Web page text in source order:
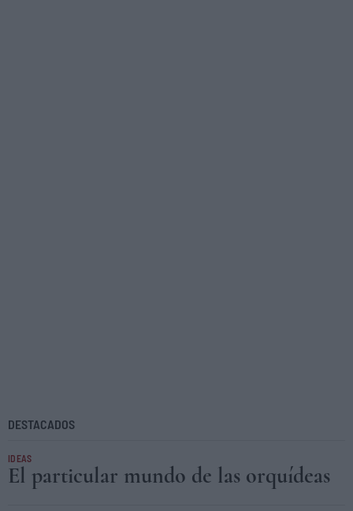
DESTACADOS
IDEAS
El particular mundo de las orquídeas